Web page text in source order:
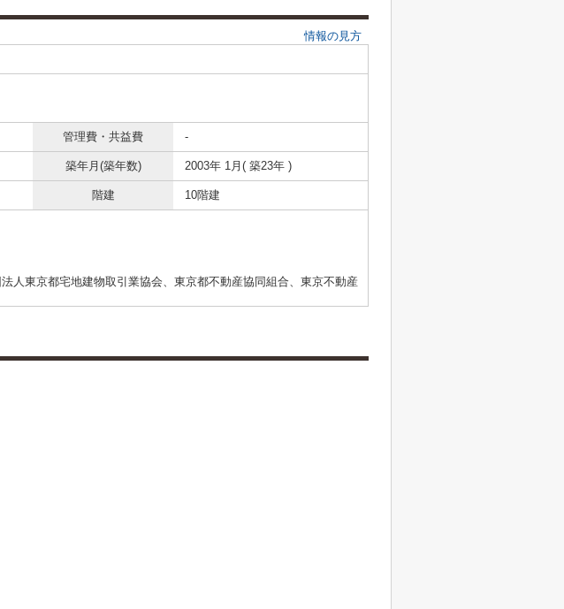
情報の見方
管理費・共益費 -
築年月(築年数) 2003年 1月( 築23年 )
階建 10階建
人東京都宅地建物取引業協会、東京都不動産協同組合、東京不動産